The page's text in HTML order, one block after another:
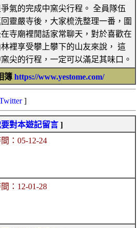
氣的完成中窯尖行程。 全員隊伍
靈嚴寺後，大家梳洗整理一番，圍
寺廟裡閒話家常聊天，對於喜歡在
林裡享受攀上攀下的山友來說， 這
尖的行程，一定可以滿足其味口。
簿 https://www.yestome.com/
]
對本遊記留言 ]
：05-12-24
：12-01-28